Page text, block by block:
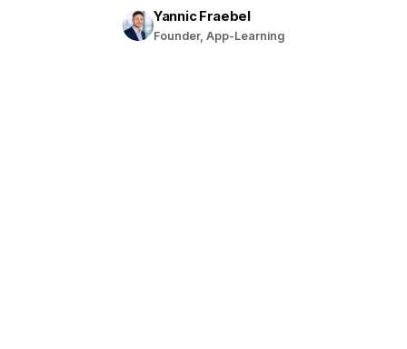
Yannic Fraebel
Founder, App-Learning